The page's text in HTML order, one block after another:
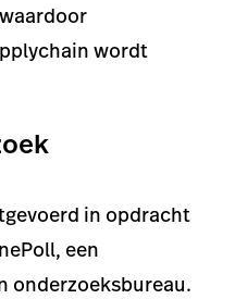
wordt
in opdracht
een
onderzoeksbureau.